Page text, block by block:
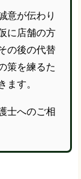
意が伝わり
に店舗の方
の後の代替
策を練るた
ます。
士へのご相